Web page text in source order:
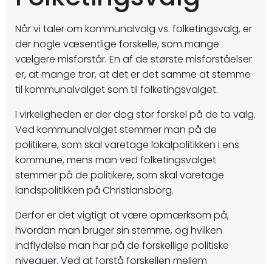
Når vi taler om kommunalvalg vs. folketingsvalg, er
der nogle væsentlige forskelle, som mange
vælgere misforstår. En af de største misforståelser
er, at mange tror, at det er det samme at stemme
til kommunalvalget som til folketingsvalget.
I virkeligheden er der dog stor forskel på de to valg.
Ved kommunalvalget stemmer man på de
politikere, som skal varetage lokalpolitikken i ens
kommune, mens man ved folketingsvalget
stemmer på de politikere, som skal varetage
landspolitikken på Christiansborg.
Derfor er det vigtigt at være opmærksom på,
hvordan man bruger sin stemme, og hvilken
indflydelse man har på de forskellige politiske
niveauer. Ved at forstå forskellen mellem